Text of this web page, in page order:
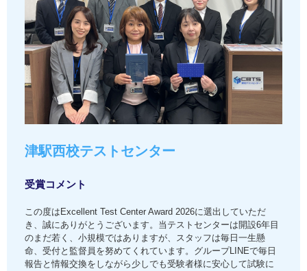
津駅西校テストセンター
受賞コメント
この度はExcellent Test Center Award 2026に選出していただ
き、誠にありがとうございます。当テストセンターは開設6年目
のまだ若く、小規模ではありますが、スタッフは毎日一生懸
命、受付と監督員を努めてくれています。グループLINEで毎日
報告と情報交換をしながら少しでも受験者様に安心して試験に